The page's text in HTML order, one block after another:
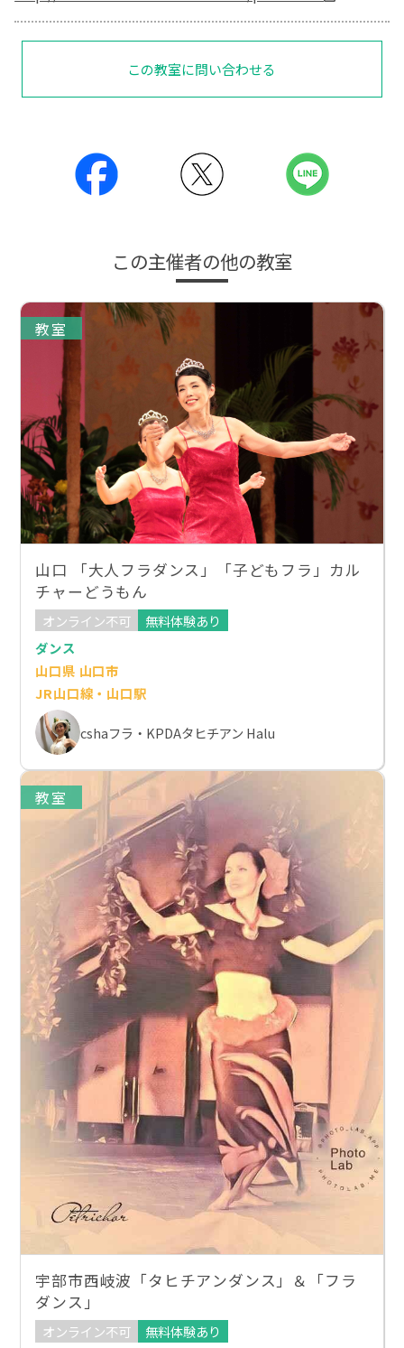
この教室に問い合わせる
この主催者の他の教室
教室
山口 「大人フラダンス」「子どもフラ」カル
チャーどうもん
オンライン不可
無料体験あり
ダンス
山口県 山口市
JR山口線・山口駅
cshaフラ・KPDAタヒチアン Halu
教室
宇部市西岐波「タヒチアンダンス」＆「フラ
ダンス」
オンライン不可
無料体験あり